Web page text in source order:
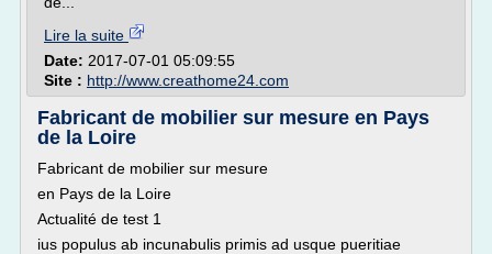
Lire la suite
Date: 2017-07-01 05:09:55
Site : http://www.creathome24.com
Fabricant de mobilier sur mesure en Pays
de la Loire
Fabricant de mobilier sur mesure
en Pays de la Loire
Actualité de test 1
ius populus ab incunabulis primis ad usque pueritiae